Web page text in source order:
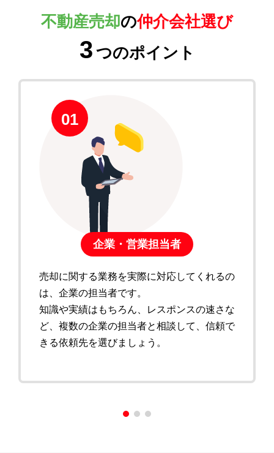
不動産売却の仲介会社選び
3 つのポイント
01
企業・営業担当者
売却に関する業務を実際に対応してくれるの
は、企業の担当者です。
知識や実績はもちろん、レスポンスの速さな
ど、複数の企業の担当者と相談して、信頼で
きる依頼先を選びましょう。